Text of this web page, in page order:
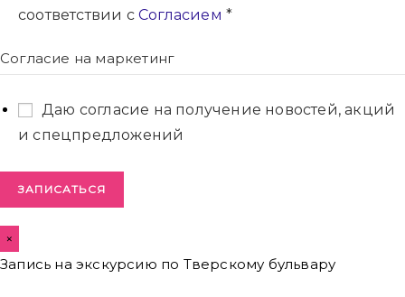
соответствии с Согласием *
Согласие на маркетинг
Даю согласие на получение новостей, акций
и спецпредложений
ЗАПИСАТЬСЯ
×
Запись на экскурсию по Тверскому бульвару